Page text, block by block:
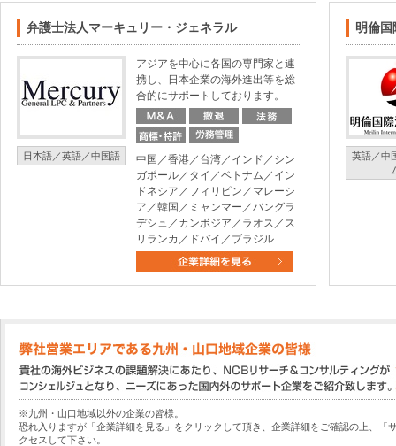
弁護士法人マーキュリー・ジェネラル
日本語／英語／中国語
アジアを中心に各国の専門家と連
携し、日本企業の海外進出等を総
合的にサポートしております。
中国／香港／台湾／インド／シン
ガポール／タイ／ベトナム／イン
ドネシア／フィリピン／マレーシ
ア／韓国／ミャンマー／バングラ
デシュ／カンボジア／ラオス／ス
リランカ／ドバイ／ブラジル
明倫国
英語／中
※九州・山口地域以外の企業の皆様。
恐れ入りますが「企業詳細を見る」をクリックして頂き、企業詳細をご確認の上、「
クセスして下さい。